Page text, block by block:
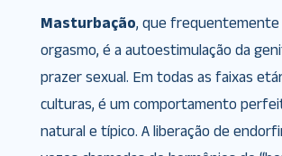
Masturbação, que frequentemente
orgasmo, é a autoestimulação da
prazer sexual. Em todas as faixas
culturas, é um comportamento
natural e típico. A liberação de